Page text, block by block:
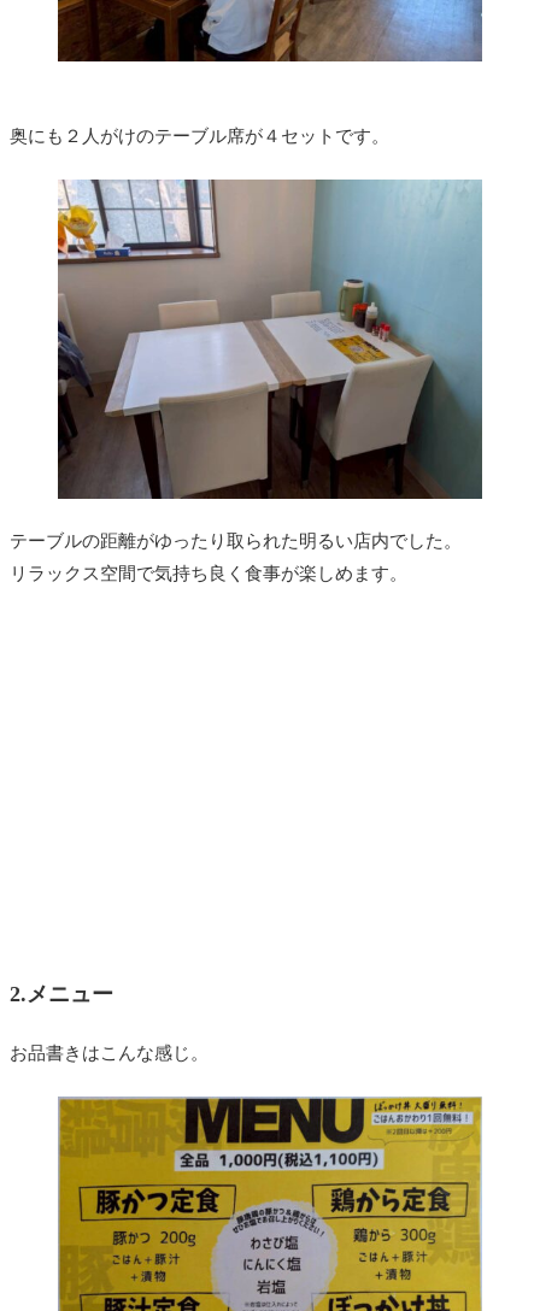
奥にも２人がけのテーブル席が４セットです。
テーブルの距離がゆったり取られた明るい店内でした。
リラックス空間で気持ち良く食事が楽しめます。
2.メニュー
お品書きはこんな感じ。